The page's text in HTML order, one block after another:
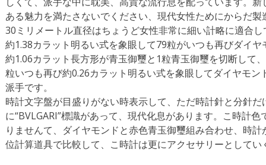
ある魅力を満たさないでください、現代女性ためにからだ
30ミリメートル直径はちょうど女性非常に細い計略に適合
約1.38カラット明るい式を象眼して79粒がいつも再びダイ
約1.06カラット長方形が青玉御璽と1粒青玉御璽を切断して
粒いつも再び約0.26カラット明るい式を象眼してダイヤモ
派手です。
時計文字盤が目盛りがない時表示して、ただ時計針と分針
に“BVLGARI”標識があって、現代化息があります。こ時計
りませんて、ダイヤモンドと赤色青玉御璽組み合わせ、時
位計算道具で比較して、こ時計は更にアクセサリーとしてい